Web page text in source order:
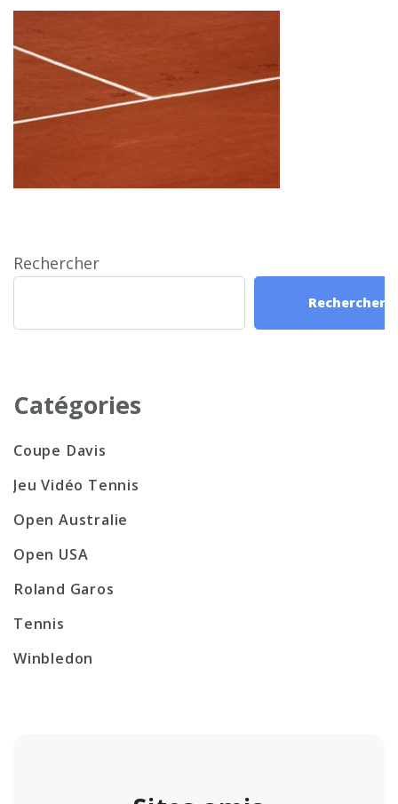
Rechercher
Rechercher
Catégories
Coupe Davis
Jeu Vidéo Tennis
Open Australie
Open USA
Roland Garos
Tennis
Winbledon